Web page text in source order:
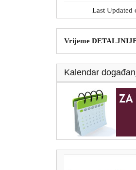
Last Updated
Vrijeme
Kalendar
T-portal.hr